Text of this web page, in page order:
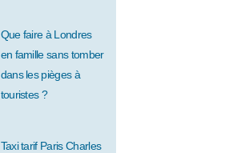
Que faire à Londres
en famille sans tomber
dans les pièges à
touristes ?
Taxi tarif Paris Charles